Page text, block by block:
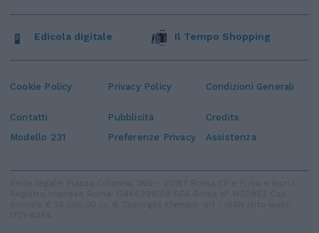
Cookie Policy Privacy Policy Condizioni Generali
Contatti Pubblicità
Credits
Modello 231
Preferenze Privacy Assistenza
Edicola digitale Il Tempo Shopping